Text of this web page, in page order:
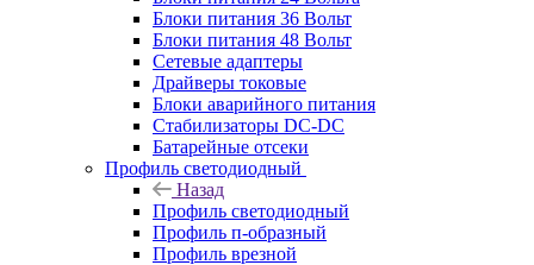
Блоки питания 36 Вольт
Блоки питания 48 Вольт
Сетевые адаптеры
Драйверы токовые
Блоки аварийного питания
Стабилизаторы DC-DC
Батарейные отсеки
Профиль светодиодный
Назад
Профиль светодиодный
Профиль п-образный
Профиль врезной